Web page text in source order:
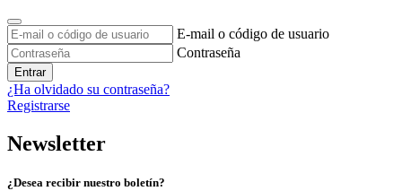
E-mail o código de usuario
Contraseña
Entrar
¿Ha olvidado su contraseña?
Registrarse
Newsletter
¿Desea recibir nuestro boletín?